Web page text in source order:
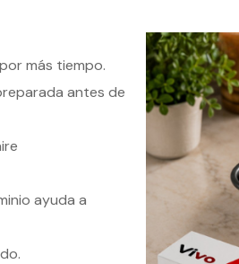
más tiempo.
antes de
ayuda a